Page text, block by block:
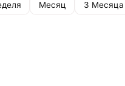
Месяц 3 Месяца